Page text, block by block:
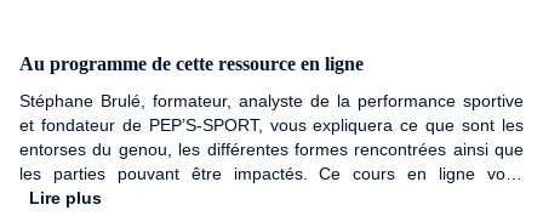
Au programme de cette ressource en ligne
Stéphane Brulé, formateur, analyste de la performance sportive
et fondateur de PEP’S-SPORT, vous expliquera ce que sont les
entorses du genou, les différentes formes rencontrées ainsi que
les parties pouvant être impactés. Ce cours en ligne vous
permettra d’optimiser votre compréhension des facteurs
Lire plus